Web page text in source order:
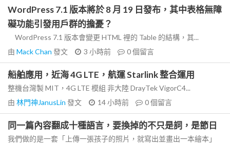
WordPress 7.1 版本將於 8 月 19 日發布，其中表格無障
礙功能引發用戶群的擔憂？
WordPress 7.1 版本會變更 HTML 裡的 Table 的結構，其...
由 Mack Chan 發文 3 小時前 0個留言
船舶應用，近海 4G LTE，航運 Starlink 整合運用
整機台灣製 MIT，4G LTE 模組 非大陸 DrayTek VigorC4...
由 林門神JanusLin 發文 14 小時前 0個留言
同一篇內容翻成十種語言，要換掉的不只是詞，是節日
我們做的是一套「上傳一張孩子的照片，就寫出並畫出一本繪本」